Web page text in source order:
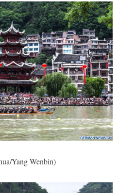
Yang Wenbin)